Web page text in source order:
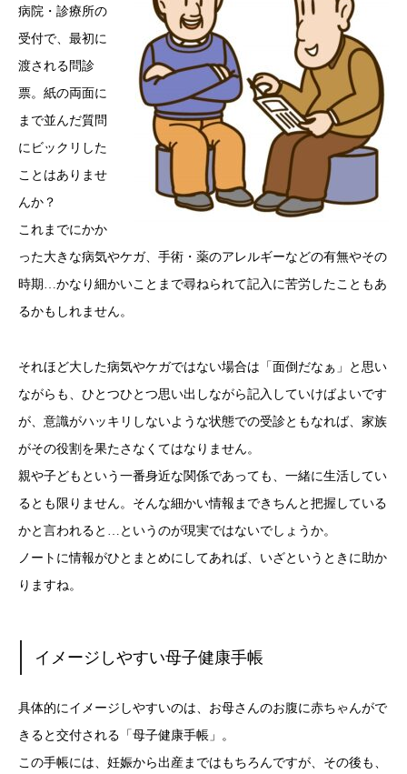
病院・診療所の
受付で、最初に
渡される問診
票。紙の両面に
まで並んだ質問
にビックリした
ことはありませ
んか？
これまでにかか
った大きな病気やケガ、手術・薬のアレルギーなどの有無やその
時期…かなり細かいことまで尋ねられて記入に苦労したこともあ
るかもしれません。
それほど大した病気やケガではない場合は「面倒だなぁ」と思い
ながらも、ひとつひとつ思い出しながら記入していけばよいです
が、意識がハッキリしないような状態での受診ともなれば、家族
がその役割を果たさなくてはなりません。
親や子どもという一番身近な関係であっても、一緒に生活してい
るとも限りません。そんな細かい情報まできちんと把握している
かと言われると…というのが現実ではないでしょうか。
ノートに情報がひとまとめにしてあれば、いざというときに助か
りますね。
イメージしやすい母子健康手帳
具体的にイメージしやすいのは、お母さんのお腹に赤ちゃんがで
きると交付される「母子健康手帳」。
この手帳には、妊娠から出産まではもちろんですが、その後も、